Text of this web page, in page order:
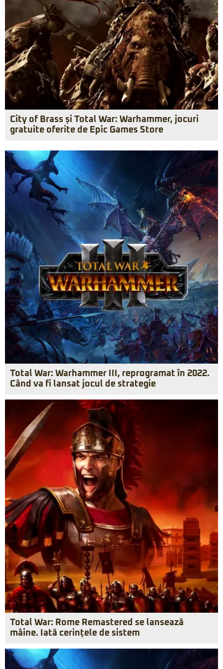
City of Brass și Total War: Warhammer, jocuri
gratuite oferite de Epic Games Store
Total War: Warhammer III, reprogramat în 2022.
Când va fi lansat jocul de strategie
Total War: Rome Remastered se lansează
mâine. Iată cerințele de sistem